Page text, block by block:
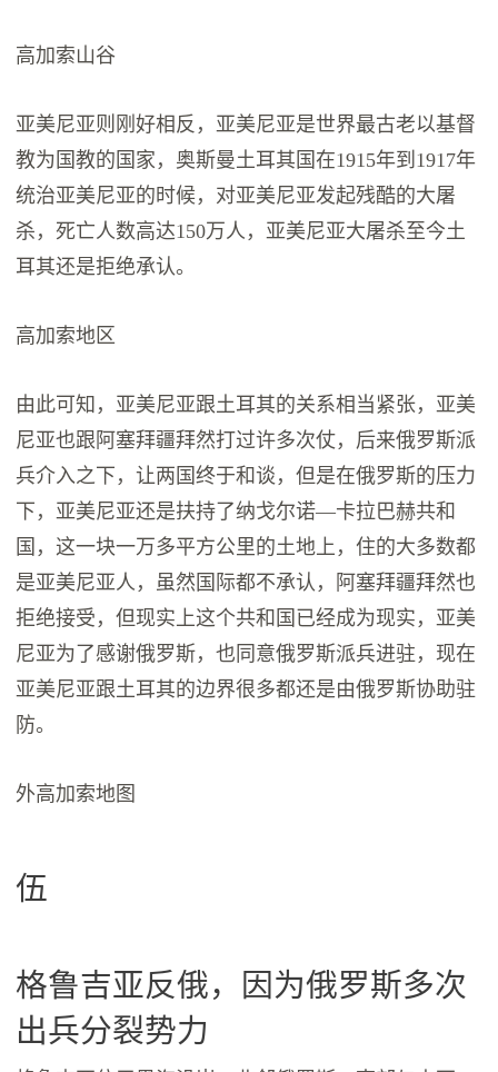
高加索山谷
亚美尼亚则刚好相反，亚美尼亚是世界最古老以基督
教为国教的国家，奥斯曼土耳其国在1915年到1917年
统治亚美尼亚的时候，对亚美尼亚发起残酷的大屠
杀，死亡人数高达150万人，亚美尼亚大屠杀至今土
耳其还是拒绝承认。
高加索地区
由此可知，亚美尼亚跟土耳其的关系相当紧张，亚美
尼亚也跟阿塞拜疆拜然打过许多次仗，后来俄罗斯派
兵介入之下，让两国终于和谈，但是在俄罗斯的压力
下，亚美尼亚还是扶持了纳戈尔诺—卡拉巴赫共和
国，这一块一万多平方公里的土地上，住的大多数都
是亚美尼亚人，虽然国际都不承认，阿塞拜疆拜然也
拒绝接受，但现实上这个共和国已经成为现实，亚美
尼亚为了感谢俄罗斯，也同意俄罗斯派兵进驻，现在
亚美尼亚跟土耳其的边界很多都还是由俄罗斯协助驻
防。
外高加索地图
伍
格鲁吉亚反俄，因为俄罗斯多次
出兵分裂势力